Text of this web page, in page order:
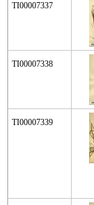
TI00007337
TI00007338
TI00007339